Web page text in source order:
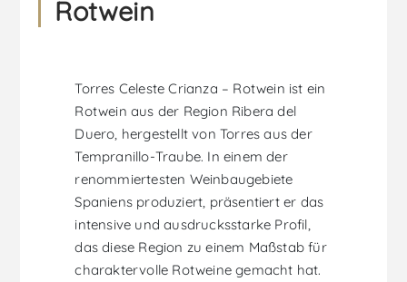
Rotwein
Torres Celeste Crianza – Rotwein ist ein
Rotwein aus der Region Ribera del
Duero, hergestellt von Torres aus der
Tempranillo-Traube. In einem der
renommiertesten Weinbaugebiete
Spaniens produziert, präsentiert er das
intensive und ausdrucksstarke Profil,
das diese Region zu einem Maßstab für
charaktervolle Rotweine gemacht hat.